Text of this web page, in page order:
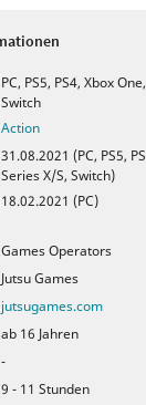
PC, PS5, PS4, Xbox
Switch
Action
31.08.2021 (PC, PS5,
Series X/S, Switch)
18.02.2021 (PC)
Games Operators
Jutsu Games
jutsugames.com
ab 16 Jahren
-
9 - 11 Stunden